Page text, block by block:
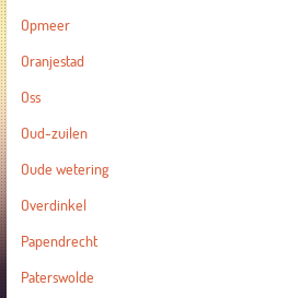
Opmeer
Oranjestad
Oss
Oud-zuilen
Oude wetering
Overdinkel
Papendrecht
Paterswolde